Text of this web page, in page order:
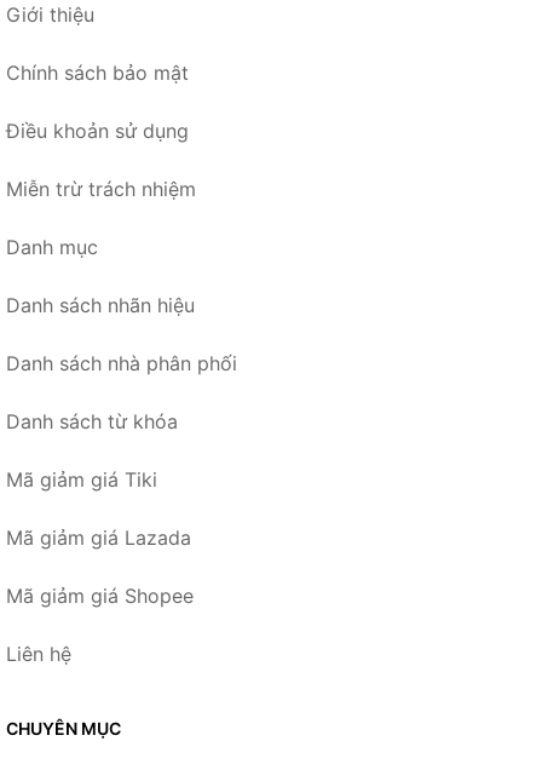
Giới thiệu
Chính sách bảo mật
Điều khoản sử dụng
Miễn trừ trách nhiệm
Danh mục
Danh sách nhãn hiệu
Danh sách nhà phân phối
Danh sách từ khóa
Mã giảm giá Tiki
Mã giảm giá Lazada
Mã giảm giá Shopee
Liên hệ
CHUYÊN MỤC